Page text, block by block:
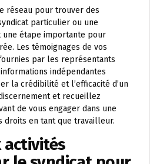
réseau pour trouver des
particulier ou une
étape importante pour
Les témoignages de vos
par les représentants
indépendantes
la crédibilité et l’efficacité d’un
et recueillez
de vous engager dans une
droits en tant que travailleur.
activités